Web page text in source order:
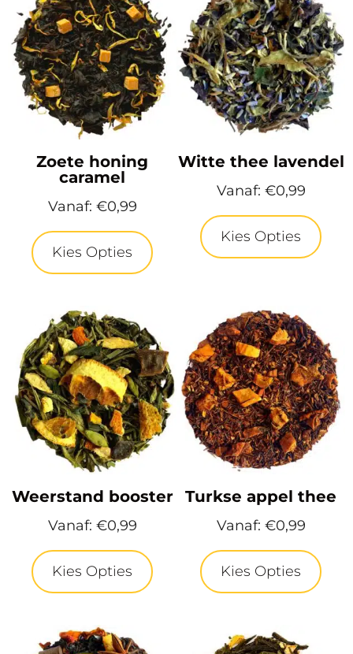
Zoete honing
caramel
Vanaf: €0,99
Kies Opties
Witte thee lavendel
Vanaf: €0,99
Kies Opties
Weerstand booster
Vanaf: €0,99
Kies Opties
Turkse appel thee
Vanaf: €0,99
Kies Opties